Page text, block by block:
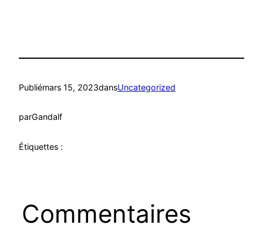
Publiémars 15, 2023dansUncategorized
parGandalf
Étiquettes :
Commentaires